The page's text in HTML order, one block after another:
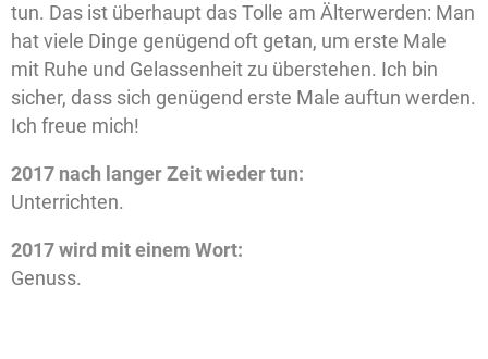
tun. Das ist überhaupt das Tolle am Älterwerden: Man
hat viele Dinge genügend oft getan, um erste Male
mit Ruhe und Gelassenheit zu überstehen. Ich bin
sicher, dass sich genügend erste Male auftun werden.
Ich freue mich!
2017 nach langer Zeit wieder tun:
Unterrichten.
2017 wird mit einem Wort:
Genuss.